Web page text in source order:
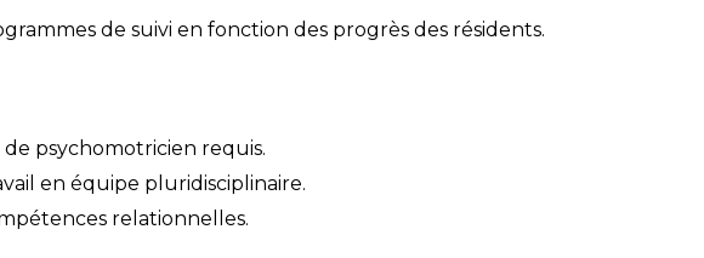
de suivi en fonction des progrès des résidents.
psychomotricien requis.
en équipe pluridisciplinaire.
relationnelles.